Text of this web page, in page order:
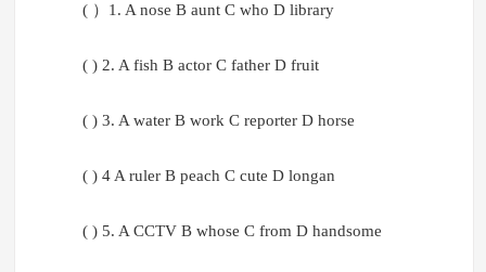
( ）1. A nose B aunt C who D library
( ) 2. A fish B actor C father D fruit
( ) 3. A water B work C reporter D horse
( ) 4 A ruler B peach C cute D longan
( ) 5. A CCTV B whose C from D handsome